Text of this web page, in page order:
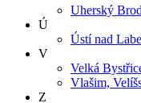
Uherský
Ú
Ústí nad
V
Velká
Vlašim,
Z